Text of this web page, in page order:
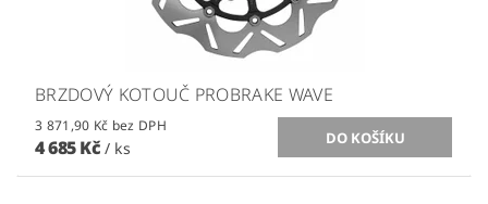
BRZDOVÝ KOTOUČ PROBRAKE WAVE
3 871,90 Kč bez DPH
4 685 Kč / ks